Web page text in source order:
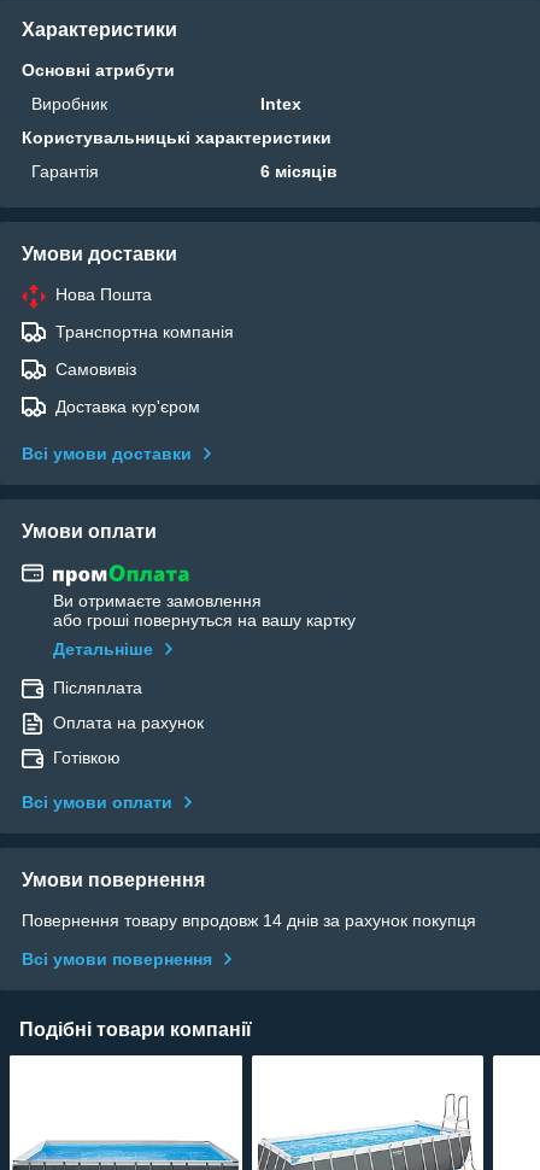
Характеристики
Основні атрибути
Виробник
Intex
Користувальницькі характеристики
Гарантія
6 місяців
Умови доставки
Нова Пошта
Транспортна компанія
Самовивіз
Доставка кур'єром
Всі умови доставки
Умови оплати
Ви отримаєте замовлення
або гроші повернуться на вашу картку
Детальніше
Післяплата
Оплата на рахунок
Готівкою
Всі умови оплати
Умови повернення
Повернення товару впродовж 14 днів за рахунок покупця
Всі умови повернення
Подібні товари компанії